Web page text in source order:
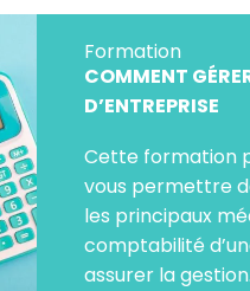
Formation
COMMENT
D’ENTREPRISE
Cette formation
vous permettre
les principaux
comptabilité
assurer la gestion.